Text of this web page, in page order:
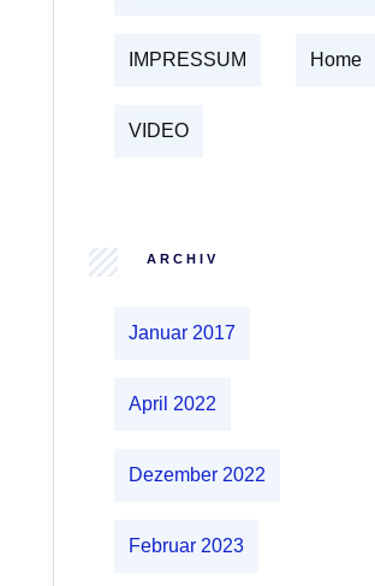
IMPRESSUM Home
VIDEO
ARCHIV
Januar 2017
April 2022
Dezember 2022
Februar 2023